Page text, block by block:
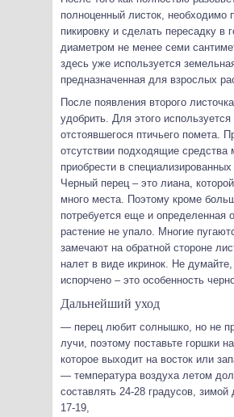
полноценный листок, необходимо
пикировку и сделать пересадку в
диаметром не менее семи
здесь уже используется
предназначенная для взрослых
После появления второго
удобрить. Для этого используется
отстоявшегося птичьего помета.
отсутствии подходящие средства
приобрести в специализированных
Черный перец – это лиана,
много места. Поэтому кроме
потребуется еще и определенная
растение не упало. Многие
замечают на обратной стороне
налет в виде икринок. Не думайте,
испорчено – это особенность
Дальнейший уход
— перец любит солнышко, но не
лучи, поэтому поставьте горшки
которое выходит на восток или
— температура воздуха летом
составлять 24-28 градусов, зимой
17-19,